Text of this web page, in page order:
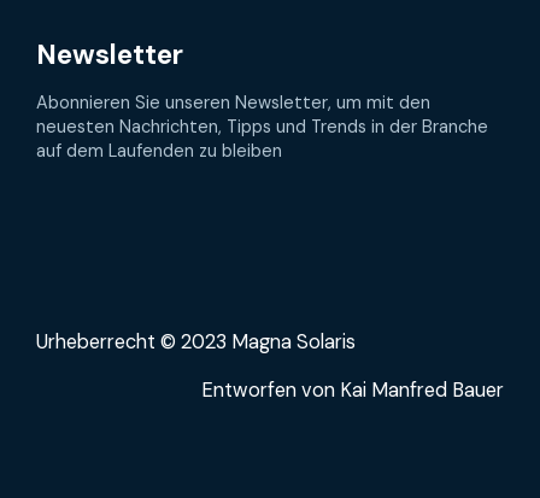
Newsletter
Abonnieren Sie unseren Newsletter, um mit den
neuesten Nachrichten, Tipps und Trends in der Branche
auf dem Laufenden zu bleiben
Urheberrecht © 2023 Magna Solaris
Entworfen von Kai Manfred Bauer